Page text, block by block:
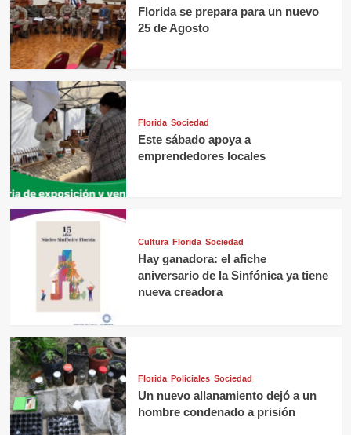
Florida se prepara para un nuevo
25 de Agosto
Florida Sociedad
Este sábado apoya a
emprendedores locales
Cultura Florida Sociedad
Hay ganadora: el afiche
aniversario de la Sinfónica ya tiene
nueva creadora
Florida Policiales Sociedad
Un nuevo allanamiento dejó a un
hombre condenado a prisión